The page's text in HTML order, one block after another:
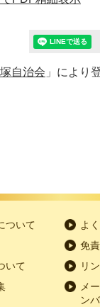
自治会 」により
ついて
よ
免
いて
リ
メ
ン